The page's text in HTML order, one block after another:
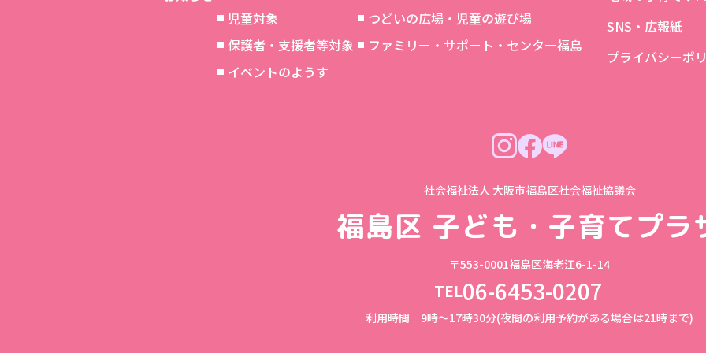
児童対象
保護者・支援者等対象
イベントのようす
つどいの広場・児童の遊び場
ファミリー・サポート・センター福島
SNS・広報紙
プライバシーポ
社会福祉法人 大阪市福島区社会福祉協議会
福島区 子ども・子育てプラ
〒553-0001福島区海老江6-1-14
TEL06-6453-0207
利用時間 9時～17時30分(夜間の利用予約がある場合は21時まで)